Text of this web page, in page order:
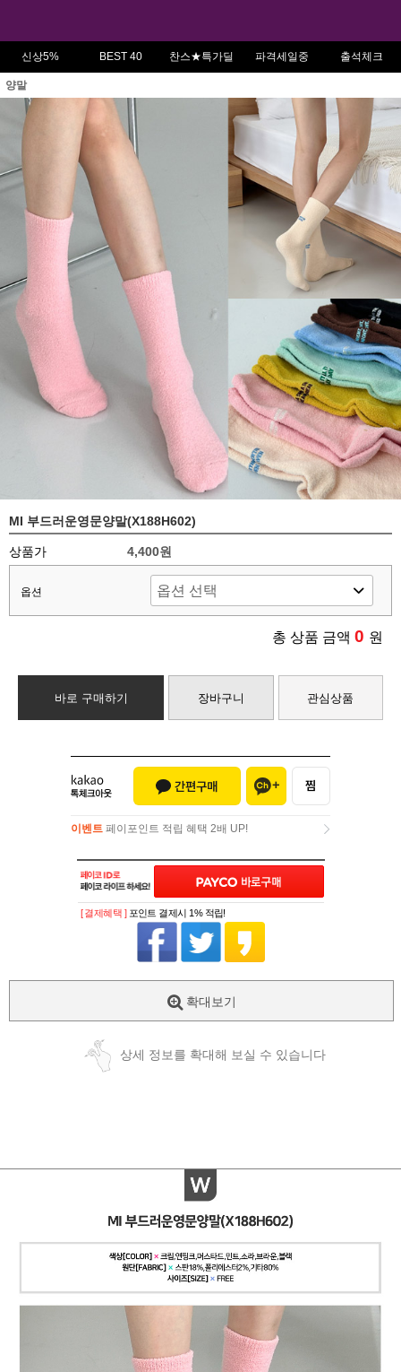
신상5% BEST 40 찬스★특가딜 파격세일중 출석체크
양말
MI 부드러운영문양말(X188H602)
상품가 4,400원
옵션
총 상품 금액 0 원
바로 구매하기 장바구니 관심상품
이벤트 페이포인트 적립 혜택 2배 UP!
페이코 ID로
PAYCO 바로
[ 결제혜택 ] 포인트 결제시 1% 적립!
확대보기
상세 정보를 확대해 보실 수 있습니다